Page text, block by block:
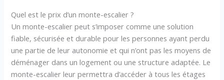
Quel est le prix d’un monte-escalier ?
Un monte-escalier peut s’imposer comme une solution
fiable, sécurisée et durable pour les personnes ayant perdu
une partie de leur autonomie et qui n’ont pas les moyens de
déménager dans un logement ou une structure adaptée. Le
monte-escalier leur permettra d’accéder à tous les étages